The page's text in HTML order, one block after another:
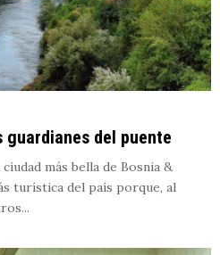
guardianes del puente
más bella de Bosnia &
turística del país porque, al